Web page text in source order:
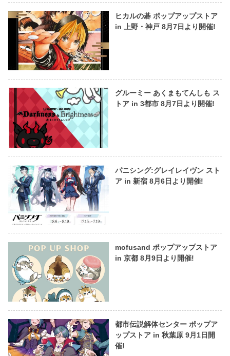
ヒカルの碁 ポップアップストア
in 上野・神戸 8月7日より開催!
グルーミー あくまもてんしも ス
トア in 3都市 8月7日より開催!
パニシング:グレイレイヴン スト
ア in 新宿 8月6日より開催!
mofusand ポップアップストア
in 京都 8月9日より開催!
都市伝説解体センター ポップア
ップストア in 秋葉原 9月1日開
催!